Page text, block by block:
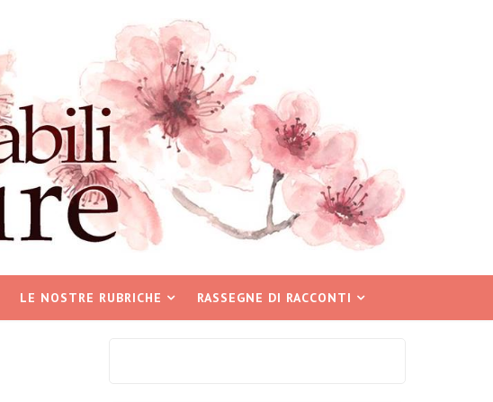
LE NOSTRE RUBRICHE RASSEGNE DI RACCONTI